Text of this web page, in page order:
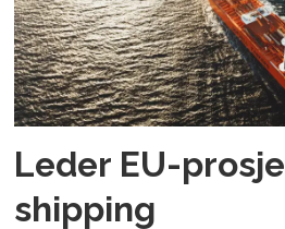
Leder EU-
shipping